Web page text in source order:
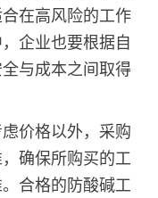
在高风险的工作
企业也要根据自
与成本之间取得
价格以外，采购
确保所购买的工
合格的防酸碱工